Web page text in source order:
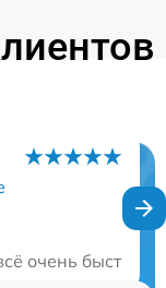
очень быстро